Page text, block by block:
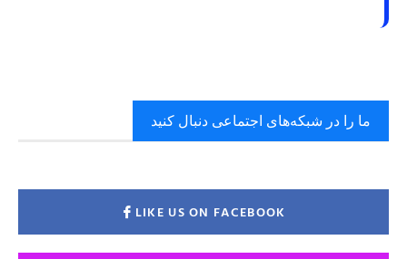
ما را در شبکه‌های اجتماعی دنبال کنید
LIKE US ON FACEBOOK